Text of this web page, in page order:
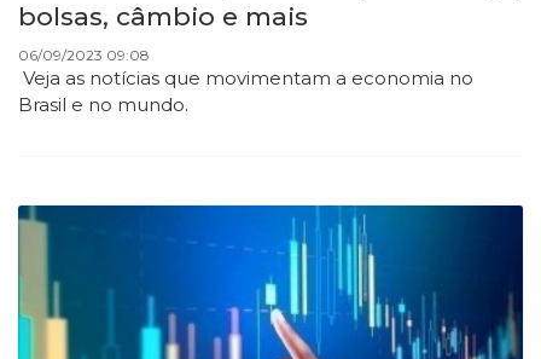
bolsas, câmbio e mais
06/09/2023 09:08
Veja as notícias que movimentam a economia no
Brasil e no mundo.